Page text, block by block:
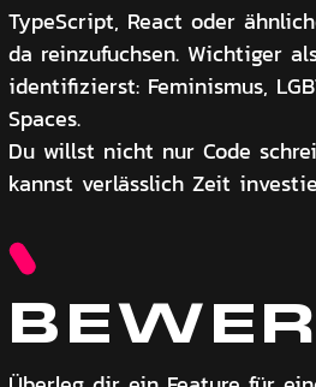
TypeScript, React oder
da reinzufuchsen. Wichtiger
identifizierst: Feminismus,
Spaces.
Du willst nicht nur Code
kannst verlässlich Zeit